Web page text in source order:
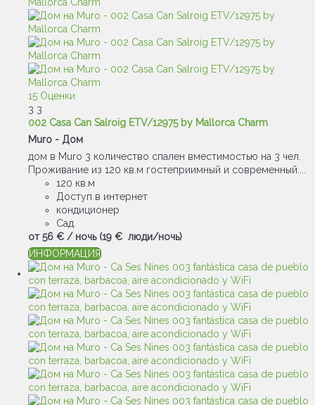
15 Оценки
3 3
002 Casa Can Salroig ETV/12975 by Mallorca Charm
Muro - Дом
дом в Muro 3 количество спален вместимостью на 3 чел.
Проживание из 120 кв.м гостеприимный и современный....
120 кв.м
Доступ в интернет
кондиционер
Сад
от 56 € / ночь (19 € люди/ночь)
ИНФОРМАЦИЯ